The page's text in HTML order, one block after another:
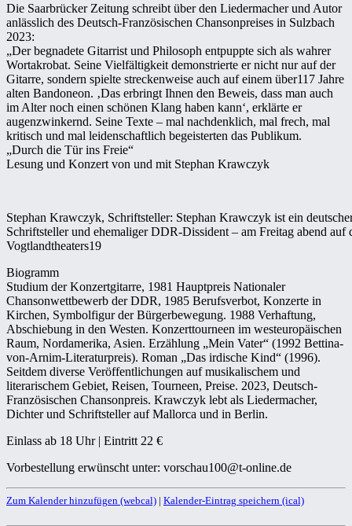
Die Saarbrücker Zeitung schreibt über den Liedermacher und Autor
anlässlich des Deutsch-Französischen Chansonpreises in Sulzbach
2023:
„Der begnadete Gitarrist und Philosoph entpuppte sich als wahrer
Wortakrobat. Seine Vielfältigkeit demonstrierte er nicht nur auf der
Gitarre, sondern spielte streckenweise auch auf einem über117 Jahre
alten Bandoneon. ‚Das erbringt Ihnen den Beweis, dass man auch
im Alter noch einen schönen Klang haben kann‘, erklärte er
augenzwinkernd. Seine Texte – mal nachdenklich, mal frech, mal
kritisch und mal leidenschaftlich begeisterten das Publikum.
„Durch die Tür ins Freie“
Lesung und Konzert von und mit Stephan Krawczyk
Stephan Krawczyk, Schriftsteller: Stephan Krawczyk ist ein
Schriftsteller und ehemaliger DDR-Dissident – am Freitag abend auf
Vogtlandtheaters19
Biogramm
Studium der Konzertgitarre, 1981 Hauptpreis Nationaler
Chansonwettbewerb der DDR, 1985 Berufsverbot, Konzerte in
Kirchen, Symbolfigur der Bürgerbewegung. 1988 Verhaftung,
Abschiebung in den Westen. Konzerttourneen im westeuropäischen
Raum, Nordamerika, Asien. Erzählung „Mein Vater“ (1992 Bettina-
von-Arnim-Literaturpreis). Roman „Das irdische Kind“ (1996).
Seitdem diverse Veröffentlichungen auf musikalischem und
literarischem Gebiet, Reisen, Tourneen, Preise. 2023, Deutsch-
Französischen Chansonpreis. Krawczyk lebt als Liedermacher,
Dichter und Schriftsteller auf Mallorca und in Berlin.
Einlass ab 18 Uhr | Eintritt 22 €
Vorbestellung erwünscht unter: vorschau100@t-online.de
Zum Kalender hinzufügen (webcal) | Kalender-Eintrag speichern (ical)